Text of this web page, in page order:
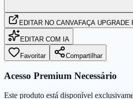
EDITAR NO CANVAFAÇA UPGRADE
EDITAR COM IA
Favoritar Compartilhar
Acesso Premium Necessário
Este produto está disponível